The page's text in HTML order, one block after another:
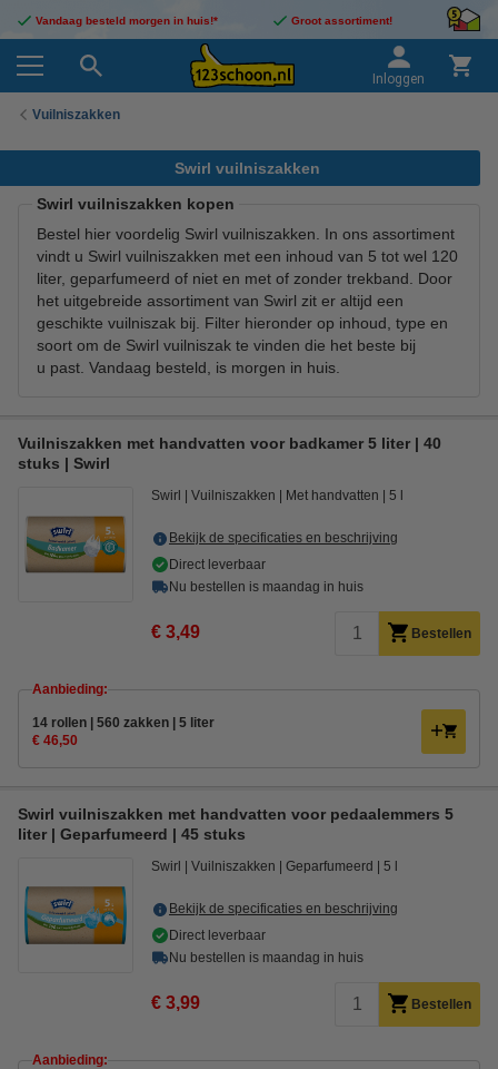
Vandaag besteld morgen in huis!* Groot assortiment!
Inloggen
Vuilniszakken
Swirl vuilniszakken
Swirl vuilniszakken kopen
Bestel hier voordelig Swirl vuilniszakken. In ons assortiment
vindt u Swirl vuilniszakken met een inhoud van 5 tot wel 120
liter, geparfumeerd of niet en met of zonder trekband. Door
het uitgebreide assortiment van Swirl zit er altijd een
geschikte vuilniszak bij. Filter hieronder op inhoud, type en
soort om de Swirl vuilniszak te vinden die het beste bij
u past. Vandaag besteld, is morgen in huis.
Vuilniszakken met handvatten voor badkamer 5 liter | 40
stuks | Swirl
Swirl Vuilniszakken Met handvatten 5 l
Bekijk de specificaties en beschrijving
Direct leverbaar
Nu bestellen is maandag in huis
€ 3,49 Bestellen
Aanbieding:
14 rollen | 560 zakken | 5 liter
€ 46,50
Swirl vuilniszakken met handvatten voor pedaalemmers 5
liter | Geparfumeerd | 45 stuks
Swirl Vuilniszakken Geparfumeerd 5 l
Bekijk de specificaties en beschrijving
Direct leverbaar
Nu bestellen is maandag in huis
€ 3,99 Bestellen
Aanbieding: